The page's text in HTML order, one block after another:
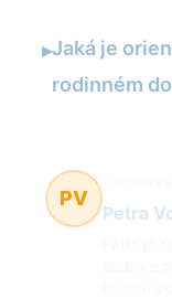
▸Jaká je
rodinném
PV
Petra